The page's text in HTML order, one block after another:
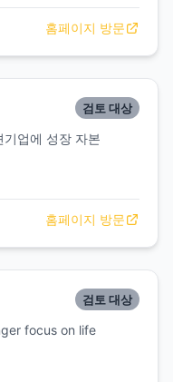
홈페이지 방문
검토 대상
업에 성장 자본
홈페이지 방문
검토 대상
focus on life